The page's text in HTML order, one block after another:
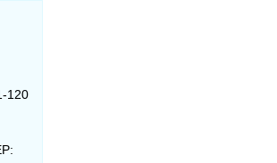
120